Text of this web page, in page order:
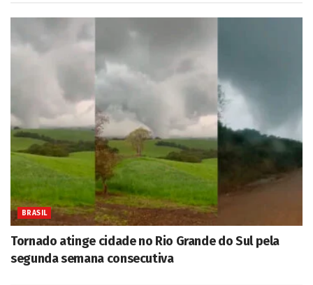
BRASIL
Tornado atinge cidade no Rio Grande do Sul pela
segunda semana consecutiva